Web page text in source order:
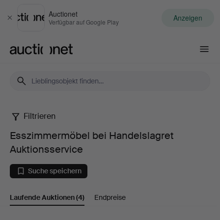
Schließen
Auctionet
Verfügbar auf Google Play Anzeigen
Esszimmermöbel
bei
Handelslagret
Auktionsservice
Filtrieren
Esszimmermöbel bei Handelslagret
Auktionsservice
Suche speichern
Laufende Auktionen(4) Endpreise